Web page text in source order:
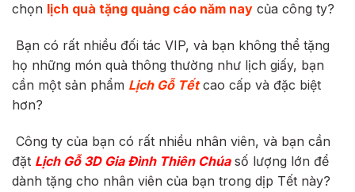
chọn lịch quà tặng quảng cáo năm nay của công ty?
Bạn có rất nhiều đối tác VIP, và bạn không thể tặng
họ những món quà thông thường như lịch giấy, bạn
cần một sản phẩm Lịch Gỗ Tếtcao cấp và đặc biệt
hơn?
Công ty của bạn có rất nhiều nhân viên, và bạn cần
đặt Lịch Gỗ 3D Gia Đình Thiên Chúasố lượng lớn để
dành tặng cho nhân viên của bạn trong dịp Tết này?